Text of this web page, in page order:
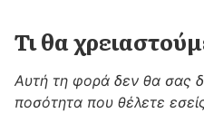
Τι θα
Αυτή τη φορά δεν θα σας
ποσότητα που θέλετε